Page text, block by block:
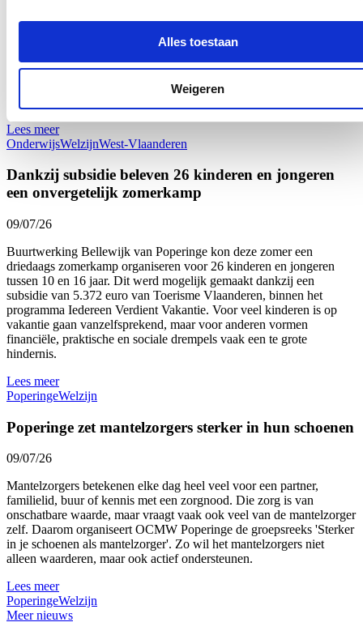
Alles toestaan
Weigeren
meer dan drie jaar geleden: een stijging van respectievelijk bijna 9
en bijna 32 procent. “Onze West-Vlaamse scholen bevestigen zo
hun sterk engagement voor gezonde voeding op school én de
verbinding met onze lokale land- en tuinbouw”, zegt Vlaams
Lees meer
OnderwijsWelzijnWest-Vlaanderen
Dankzij subsidie beleven 26 kinderen en jongeren
een onvergetelijk zomerkamp
09/07/26
Buurtwerking Bellewijk van Poperinge kon deze zomer een
driedaags zomerkamp organiseren voor 26 kinderen en jongeren
tussen 10 en 16 jaar. Dit werd mogelijk gemaakt dankzij een
subsidie van 5.372 euro van Toerisme Vlaanderen, binnen het
programma Iedereen Verdient Vakantie. Voor veel kinderen is op
vakantie gaan vanzelfsprekend, maar voor anderen vormen
financiële, praktische en sociale drempels vaak een te grote
hindernis.
Lees meer
PoperingeWelzijn
Poperinge zet mantelzorgers sterker in hun schoenen
09/07/26
Mantelzorgers betekenen elke dag heel veel voor een partner,
familielid, buur of kennis met een zorgnood. Die zorg is van
onschatbare waarde, maar vraagt vaak ook veel van de mantelzorger
zelf. Daarom organiseert OCMW Poperinge de groepsreeks 'Sterker
in je schoenen als mantelzorger'. Zo wil het mantelzorgers niet
alleen waarderen, maar ook actief ondersteunen.
Lees meer
PoperingeWelzijn
Meer nieuws